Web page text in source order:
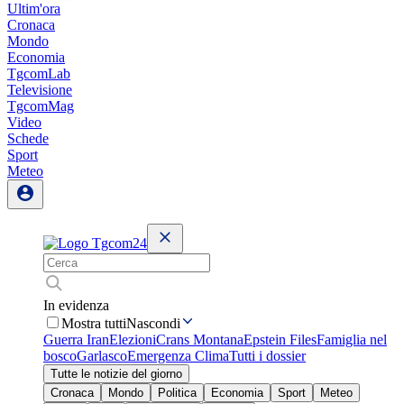
Ultim'ora
Cronaca
Mondo
Economia
TgcomLab
Televisione
TgcomMag
Video
Schede
Sport
Meteo
In evidenza
Mostra tuttiNascondi
Guerra IranElezioniCrans MontanaEpstein FilesFamiglia nel
boscoGarlascoEmergenza ClimaTutti i dossier
Tutte le notizie del giorno
Cronaca
Mondo Politica Economia Sport
Meteo